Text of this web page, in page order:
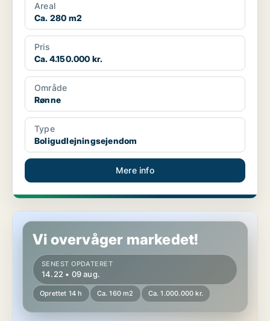
Areal
Ca. 280 m2
Pris
Ca. 4.150.000 kr.
Område
Rønne
Type
Boligudlejningsejendom
Mere info
Butik i Rønne
Vi overvåger markedet!
SENEST OPDATERET
14.22 • 09 aug.
Oprettet 14 h Ca. 160 m2 Ca. 1.000.000 kr.